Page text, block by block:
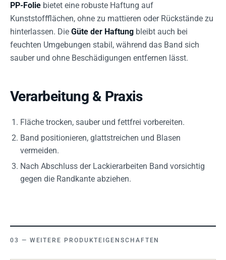
PP-Folie bietet eine robuste Haftung auf
Kunststoffflächen, ohne zu mattieren oder Rückstände zu
hinterlassen. Die Güte der Haftung bleibt auch bei
feuchten Umgebungen stabil, während das Band sich
sauber und ohne Beschädigungen entfernen lässt.
Verarbeitung & Praxis
Fläche trocken, sauber und fettfrei vorbereiten.
Band positionieren, glattstreichen und Blasen
vermeiden.
Nach Abschluss der Lackierarbeiten Band vorsichtig
gegen die Randkante abziehen.
WEITERE PRODUKTEIGENSCHAFTEN